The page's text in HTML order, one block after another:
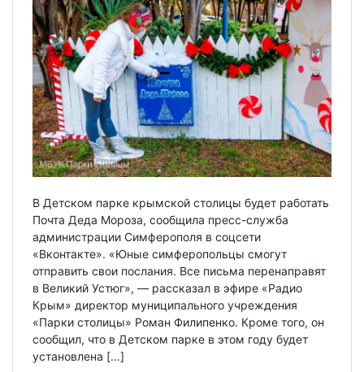
В Детском парке крымской столицы будет работать
Почта Деда Мороза, сообщила пресс-служба
администрации Симферополя в соцсети
«Вконтакте». «Юные симферопольцы смогут
отправить свои послания. Все письма перенаправят
в Великий Устюг», — рассказал в эфире «Радио
Крым» директор муниципального учреждения
«Парки столицы» Роман Филипенко. Кроме того, он
сообщил, что в Детском парке в этом году будет
установлена […]